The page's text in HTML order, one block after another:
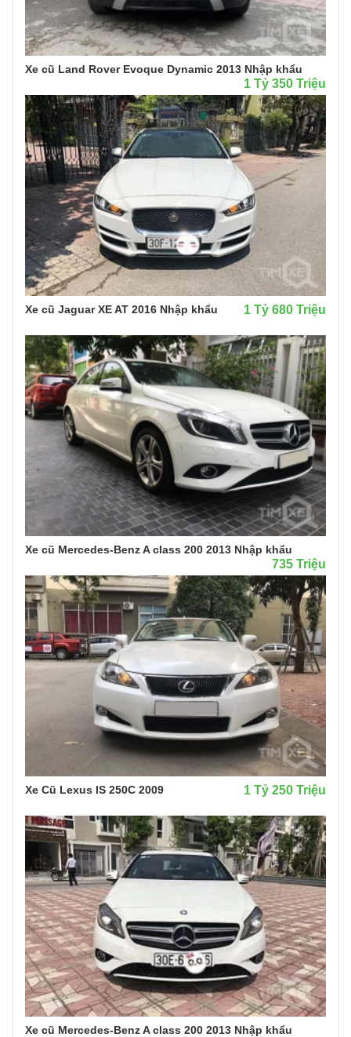
Xe cũ Land Rover Evoque Dynamic 2013 Nhập khẩu
1 Tỷ 350 Triệu
Xe cũ Jaguar XE AT 2016 Nhập khẩu 1 Tỷ 680 Triệu
Xe cũ Mercedes-Benz A class 200 2013 Nhập khẩu
735 Triệu
Xe Cũ Lexus IS 250C 2009 1 Tỷ 250 Triệu
Xe cũ Mercedes-Benz A class 200 2013 Nhập khẩu